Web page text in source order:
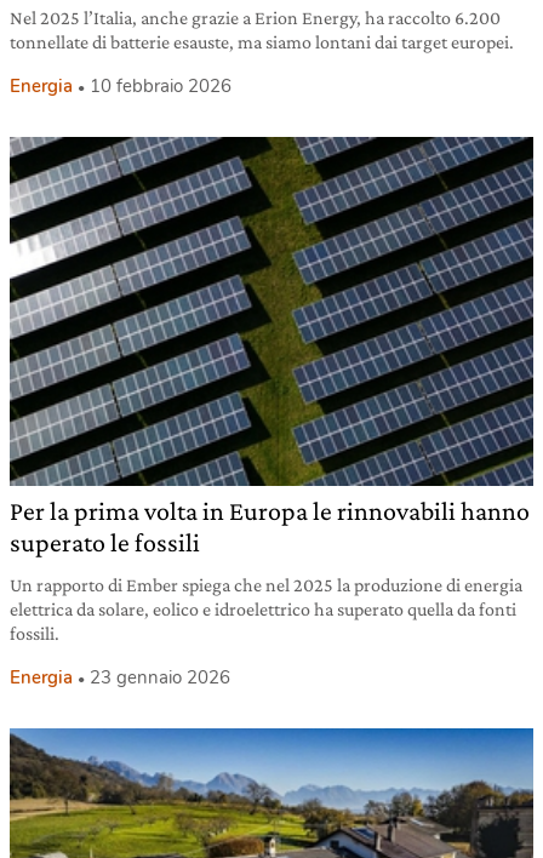
Nel 2025 l’Italia, anche grazie a Erion Energy, ha raccolto 6.200
tonnellate di batterie esauste, ma siamo lontani dai target europei.
Energia 10 febbraio 2026
Per la prima volta in Europa le rinnovabili hanno
superato le fossili
Un rapporto di Ember spiega che nel 2025 la produzione di energia
elettrica da solare, eolico e idroelettrico ha superato quella da fonti
fossili.
Energia 23 gennaio 2026